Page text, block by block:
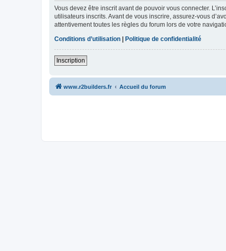
Vous devez être inscrit avant de pouvoir vous connecter.
utilisateurs inscrits. Avant de vous inscrire, assurez-vous
attentivement toutes les règles du forum lors de votre
Conditions d’utilisation | Politique de confidentialité
Inscription
www.r2builders.fr Accueil du forum